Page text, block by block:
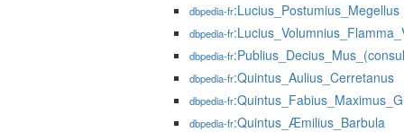
dbpedia-fr:Lucius_Postumius_Megellus
dbpedia-fr
dbpedia-fr
dbpedia-fr:Quintus_Aulius_Cerretanus
dbpedia-fr
dbpedia-fr:Quintus_Æmilius_Barbula